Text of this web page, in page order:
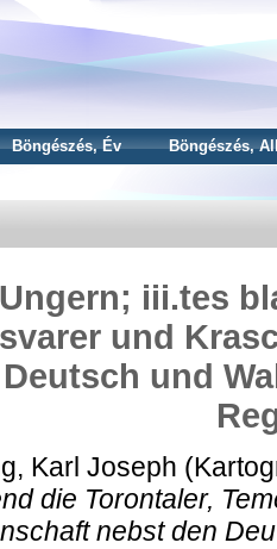
Böngészés, Év
Böngészés,
iii.tes
und
und
Karl Joseph
die Torontaler,
nebst den